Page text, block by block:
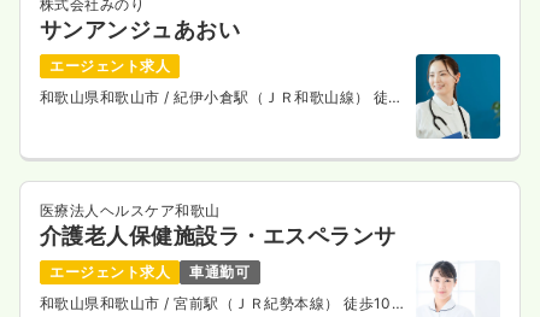
株式会社みのり
サンアンジュあおい
エージェント求人
和歌山県和歌山市/ 紀伊小倉駅（ＪＲ和歌山線） 徒歩
医療法人ヘルスケア和歌山
介護老人保健施設ラ・エスペランサ
エージェント求人
車通勤可
和歌山県和歌山市/ 宮前駅（ＪＲ紀勢本線） 徒歩10